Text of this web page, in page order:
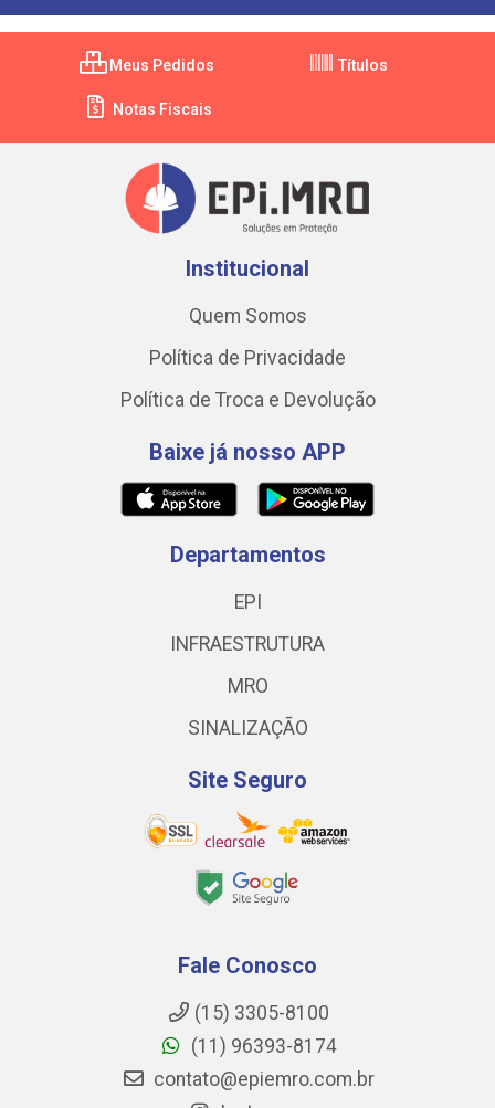
Meus Pedidos Títulos
Notas Fiscais
Institucional
Quem Somos
Política de Privacidade
Política de Troca e Devolução
Baixe já nosso APP
Departamentos
EPI
INFRAESTRUTURA
MRO
SINALIZAÇÃO
Site Seguro
Fale Conosco
(15) 3305-8100
(11) 96393-8174
contato@epiemro.com.br